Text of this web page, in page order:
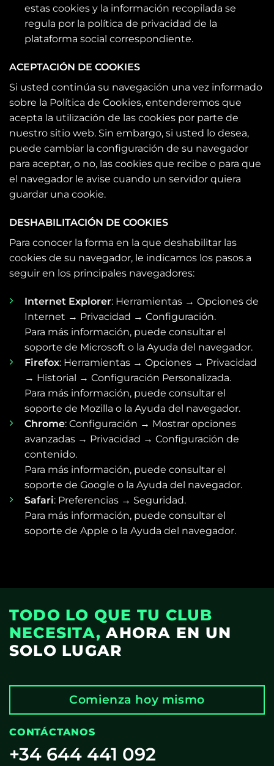
estas cookies y la información recopilada se
regula por la política de privacidad de la
plataforma social correspondiente.
ACEPTACIÓN DE COOKIES
Si usted continúa su navegación una vez informado
sobre la Política de Cookies, entenderemos que
acepta la utilización de las cookies por parte de
nuestro sitio web. Sin embargo, si usted lo desea,
puede cambiar la configuración de su navegador
para aceptar, o no, las cookies que recibe o para que
el navegador le avise cuando un servidor quiera
guardar una cookie.
DESHABILITACIÓN DE COOKIES
Para conocer la forma en la que deshabilitar las
cookies de su navegador, le indicamos los pasos a
seguir en los principales navegadores:
Internet Explorer: Herramientas → Opciones de
Internet → Privacidad → Configuración.
Para más información, puede consultar el
soporte de Microsoft o la Ayuda del navegador.
Firefox: Herramientas → Opciones → Privacidad
→ Historial → Configuración Personalizada.
Para más información, puede consultar el
soporte de Mozilla o la Ayuda del navegador.
Chrome: Configuración → Mostrar opciones
avanzadas → Privacidad → Configuración de
contenido.
Para más información, puede consultar el
soporte de Google o la Ayuda del navegador.
Safari: Preferencias → Seguridad.
Para más información, puede consultar el
soporte de Apple o la Ayuda del navegador.
TODO LO QUE TU CLUB
NECESITA, AHORA EN UN
SOLO LUGAR
Comienza hoy mismo
CONTÁCTANOS
+34 644 441 092